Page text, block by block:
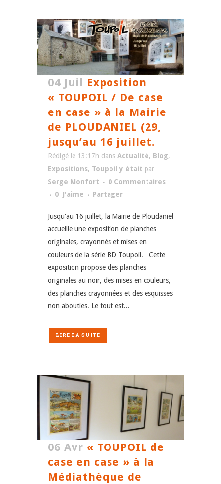
04 Juil Exposition
« TOUPOIL / De case
en case » à la Mairie
de PLOUDANIEL (29,
jusqu’au 16 juillet.
Rédigé le 13:17h dans Actualité, Blog,
Expositions, Toupoil y était par
Serge Monfort
0 Commentaires
0 J'aime Partager
Jusqu'au 16 juillet, la Mairie de Ploudaniel
accueille une exposition de planches
originales, crayonnés et mises en
couleurs de la série BD Toupoil. Cette
exposition propose des planches
originales au noir, des mises en couleurs,
des planches crayonnées et des esquisses
non abouties. Le tout est...
LIRE LA SUITE
06 Avr « TOUPOIL de
case en case » à la
Médiathèque de